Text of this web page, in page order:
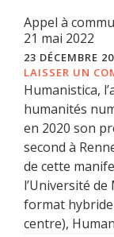
Appel à
21 mai 2022
23 DÉCEMBRE
LAISSER UN
Humanistica,
humanités
en 2020 son
second à
de cette
l’Université
format hybride
centre),